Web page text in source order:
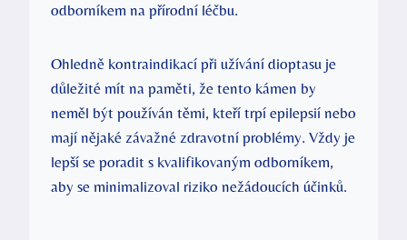
odborníkem na přírodní léčbu.
Ohledně kontraindikací při užívání dioptasu je
důležité mít na paměti, že tento kámen by
neměl být používán těmi, kteří trpí epilepsií nebo
mají nějaké závažné zdravotní problémy. Vždy je
lepší se poradit s kvalifikovaným odborníkem,
aby se minimalizoval riziko nežádoucích účinků.